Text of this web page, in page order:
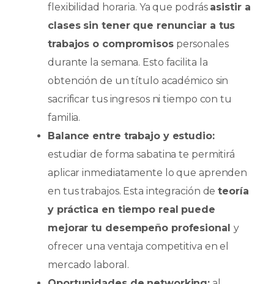
flexibilidad horaria. Ya que podrás asistir a
clases sin tener que renunciar a tus
trabajos o compromisospersonales
durante la semana. Esto facilita la
obtención de un título académico sin
sacrificar tus ingresos ni tiempo con tu
familia.
Balance entre trabajo y estudio:
estudiar de forma sabatina te permitirá
aplicar inmediatamente lo que aprenden
en tus trabajos. Esta integración deteoría
y práctica en tiempo real puede
mejorar tu desempeño profesional y
ofrecer una ventaja competitiva en el
mercado laboral.